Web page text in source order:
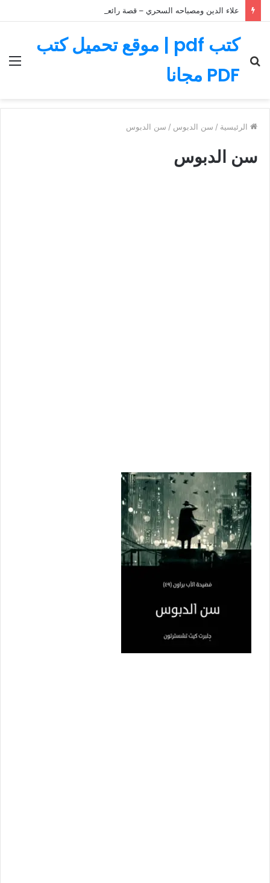
علاء الدين ومصباحه السحري – قصة رائعة مليئة بالمغامرات
كتب pdf | موقع تحميل كتب
PDF مجاناعن
الرئيسية / سن الدبوس / سن الدبوس
سن الدبوس